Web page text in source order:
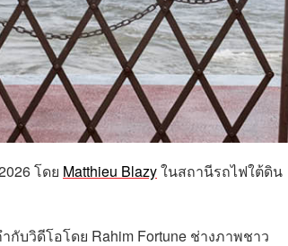
โดย Matthieu Blazyในสถานีรถไฟใต้ดิน
บวิดีโอโดย Rahim Fortune ช่างภาพชาว